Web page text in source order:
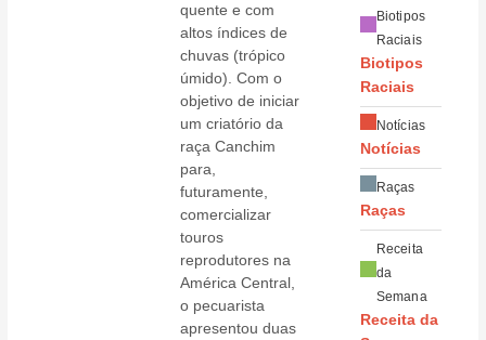
quente e com
altos índices de
chuvas (trópico
úmido). Com o
objetivo de iniciar
um criatório da
raça Canchim
para,
futuramente,
comercializar
touros
reprodutores na
América Central,
o pecuarista
apresentou duas
Biotipos
Raciais
Biotipos
Raciais
Notícias
Notícias
Raças
Raças
Receita
da
Semana
Receita da